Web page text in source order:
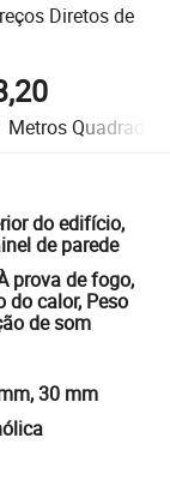
Diretos de
Metros Quadrados
do edifício,
de parede
prova de fogo,
do calor, Peso
de som
30 mm